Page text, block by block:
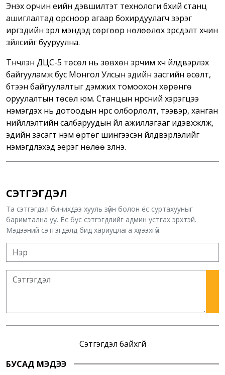
Энэхүү орчин үеийн дэвшилтэт технологи бүхий станц
ашиглалтад орсноор агаар бохирдуулагч зэрэг
иргэдийн эрүүл мэндэд сөргөөр нөлөөлөх эрсдэлт хүчин
зүйлсийг бууруулна.
Түүнчлэн ДЦС-5 төсөл нь зөвхөн эрчим хүч үйлдвэрлэх
байгууламж бус Монгол Улсын эдийн засгийн өсөлт,
бүтээн байгуулалтыг дэмжих томоохон хөрөнгө
оруулалтын төсөл юм. Станцын нүүрсний хэрэгцээ
нэмэгдэх нь дотоодын нүүрс олборлолт, тээвэр, ханган
нийлүүлэлтийн салбаруудын үйл ажиллагааг идэвхжүүлж,
эдийн засагт нэмүү өртөг шингээсэн үйлдвэрлэлийг
нэмэгдүүлэхэд эерэг нөлөө үзүүлнэ.
СЭТГЭГДЭЛ
Та сэтгэгдэл бичихдээ хууль зүйн болон ёс суртахууныг
баримтална уу. Ёс бус сэтгэгдлийг админ устгах эрхтэй.
Мэдээний сэтгэгдэлд бид хариуцлага хүлээхгүй.
Сэтгэгдэл байхгүй
БУСАД МЭДЭЭ